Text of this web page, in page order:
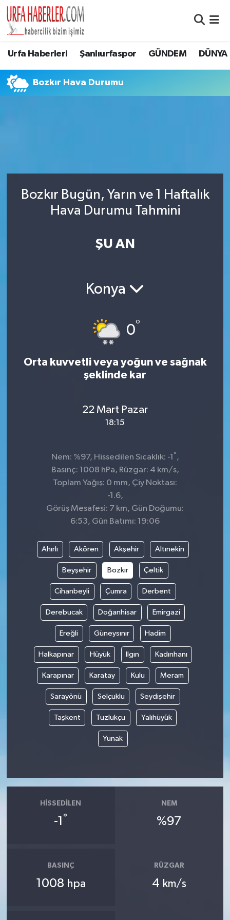
Urfa Haberleri Şanlıurfaspor GÜNDEM DÜNYA
Bozkır Hava Durumu
Bozkır Bugün, Yarın ve 1 Haftalık
Hava Durumu Tahmini
ŞU AN
Konya
0°
Orta kuvvetli veya yoğun ve sağnak
şeklinde kar
22 Mart Pazar
18:15
Nem: %97, Hissedilen Sıcaklık: -1 °,
Basınç: 1008 hPa, Rüzgar: 4 km/s,
Toplam Yağış: 0 mm, Çiy Noktası:
-1.6,
Görüş Mesafesi: 7 km, Gün Doğumu:
6:53, Gün Batımı: 19:06
Ahırlı Akören Akşehir Altınekin
Beyşehir Bozkır Çeltik
Cihanbeyli Çumra Derbent
Derebucak Doğanhisar Emirgazi
Ereğli Güneysınır Hadim
Halkapınar Hüyük Ilgın Kadınhanı
Karapınar Karatay Kulu Meram
Sarayönü Selçuklu Seydişehir
Taşkent Tuzlukçu Yalıhüyük
Yunak
HISSEDILEN
-1 °
NEM
%97
BASINÇ
1008 hpa
RÜZGAR
4 km/s
Şanlıurfa Nöbetçi Eczaneler
Son Dakika Haberleri